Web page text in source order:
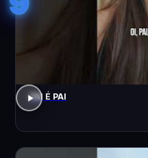
PAI É PAI